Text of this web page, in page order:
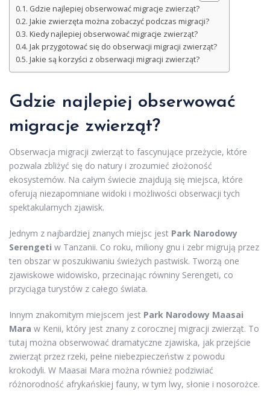
Gdzie najlepiej obserwować migracje zwierząt?
Jakie zwierzęta można zobaczyć podczas migracji?
Kiedy najlepiej obserwować migracje zwierząt?
Jak przygotować się do obserwacji migracji zwierząt?
Jakie są korzyści z obserwacji migracji zwierząt?
Gdzie najlepiej obserwować
migracje zwierząt?
Obserwacja migracji zwierząt to fascynujące przeżycie, które
pozwala zbliżyć się do natury i zrozumieć złożoność
ekosystemów. Na całym świecie znajdują się miejsca, które
oferują niezapomniane widoki i możliwości obserwacji tych
spektakularnych zjawisk.
Jednym z najbardziej znanych miejsc jest Park Narodowy
Serengeti w Tanzanii. Co roku, miliony gnu i zebr migrują przez
ten obszar w poszukiwaniu świeżych pastwisk. Tworzą one
zjawiskowe widowisko, przecinając równiny Serengeti, co
przyciąga turystów z całego świata.
Innym znakomitym miejscem jest Park Narodowy Maasai
Mara w Kenii, który jest znany z corocznej migracji zwierząt. To
tutaj można obserwować dramatyczne zjawiska, jak przejście
zwierząt przez rzeki, pełne niebezpieczeństw z powodu
krokodyli. W Maasai Mara można również podziwiać
różnorodność afrykańskiej fauny, w tym lwy, słonie i nosorożce.